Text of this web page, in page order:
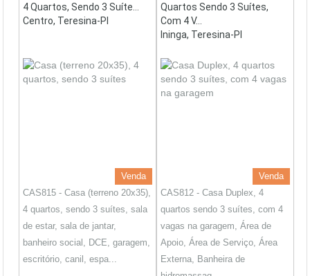
4 Quartos, Sendo 3 Suíte...
Centro, Teresina-PI
Venda
CAS815 - Casa (terreno 20x35),
4 quartos, sendo 3 suítes, sala
de estar, sala de jantar,
banheiro social, DCE, garagem,
escritório, canil, espa...
Quartos Sendo 3 Suítes,
Com 4 V...
Ininga, Teresina-PI
Venda
CAS812 - Casa Duplex, 4
quartos sendo 3 suítes, com 4
vagas na garagem, Área de
Apoio, Área de Serviço, Área
Externa, Banheira de